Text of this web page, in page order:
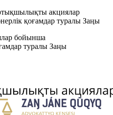
акциялар
қоғамдар туралы Заңы
бойынша
туралы Заңы